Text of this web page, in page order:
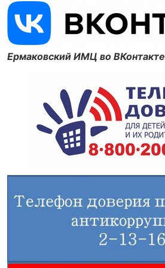
Ермаковский ИМЦ во ВКонтакте